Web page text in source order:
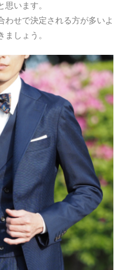
います。
わせで決定される方が多いよ
しょう。